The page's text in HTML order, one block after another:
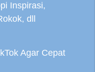
Inspirasi,
dll
Agar Cepat